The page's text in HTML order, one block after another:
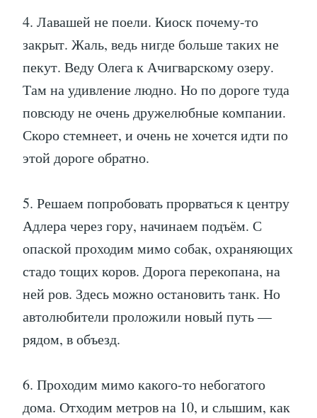
4. Лавашей не поели. Киоск почему-то
закрыт. Жаль, ведь нигде больше таких не
пекут. Веду Олега к Ачигварскому озеру.
Там на удивление людно. Но по дороге туда
повсюду не очень дружелюбные компании.
Скоро стемнеет, и очень не хочется идти по
этой дороге обратно.
5. Решаем попробовать прорваться к центру
Адлера через гору, начинаем подъём. С
опаской проходим мимо собак, охраняющих
стадо тощих коров. Дорога перекопана, на
ней ров. Здесь можно остановить танк. Но
автолюбители проложили новый путь —
рядом, в объезд.
6. Проходим мимо какого-то небогатого
дома. Отходим метров на 10, и слышим, как